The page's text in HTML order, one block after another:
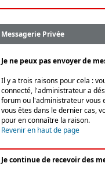
Messagerie Privée
Je ne peux pas envoyer de
Il y a trois raisons pour cela :
connecté, l'administrateur a
forum ou l'administrateur vous
vous êtes dans le dernier cas,
pour en connaître la raison.
Revenir en haut de page
Je continue de recevoir des